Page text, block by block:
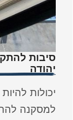
סיבות
יהודה
יכולות
למסקנה